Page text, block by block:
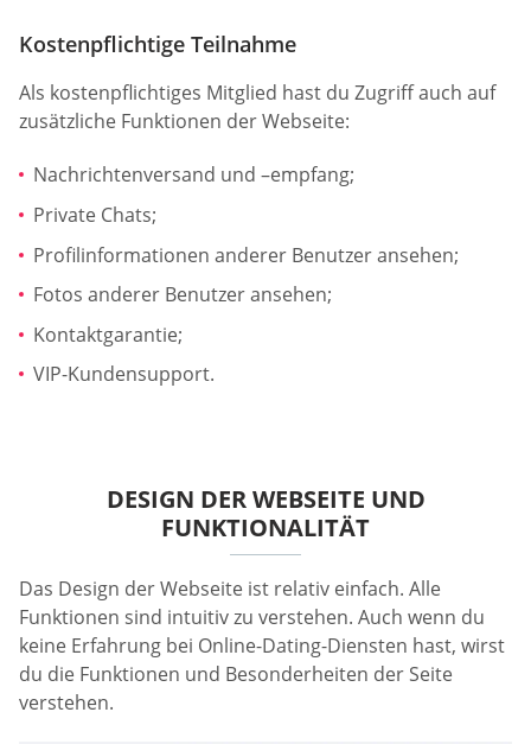
Kostenpflichtige Teilnahme
Als kostenpflichtiges Mitglied hast du Zugriff auch auf
zusätzliche Funktionen der Webseite:
Nachrichtenversand und –empfang;
Private Chats;
Profilinformationen anderer Benutzer ansehen;
Fotos anderer Benutzer ansehen;
Kontaktgarantie;
VIP-Kundensupport.
DESIGN DER WEBSEITE UND
FUNKTIONALITÄT
Das Design der Webseite ist relativ einfach. Alle
Funktionen sind intuitiv zu verstehen. Auch wenn du
keine Erfahrung bei Online-Dating-Diensten hast, wirst
du die Funktionen und Besonderheiten der Seite
verstehen.